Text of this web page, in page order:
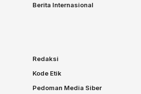
Berita Internasional
Redaksi
Kode Etik
Pedoman Media Siber